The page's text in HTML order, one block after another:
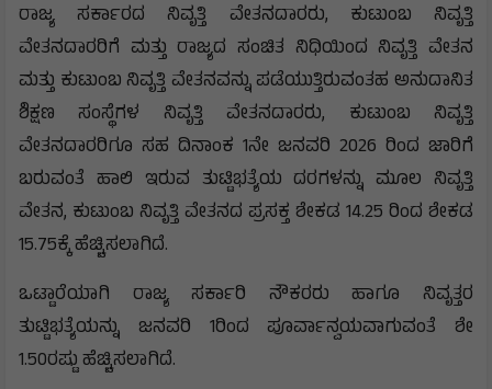
ರಾಜ್ಯ ಸರ್ಕಾರದ ನಿವೃತ್ತಿ ವೇತನದಾರರು, ಕುಟುಂಬ ನಿವೃತ್ತಿ
ವೇತನದಾರರಿಗೆ ಮತ್ತು ರಾಜ್ಯದ ಸಂಚಿತ ನಿಧಿಯಿಂದ ನಿವೃತ್ತಿ ವೇತನ
ಮತ್ತು ಕುಟುಂಬ ನಿವೃತ್ತಿ ವೇತನವನ್ನು ಪಡೆಯುತ್ತಿರುವಂತಹ ಅನುದಾನಿತ
ಶಿಕ್ಷಣ ಸಂಸ್ಥೆಗಳ ನಿವೃತ್ತಿ ವೇತನದಾರರು, ಕುಟುಂಬ ನಿವೃತ್ತಿ
ವೇತನದಾರರಿಗೂ ಸಹ ದಿನಾಂಕ 1ನೇ ಜನವರಿ 2026 ರಿಂದ ಜಾರಿಗೆ
ಬರುವಂತೆ ಹಾಲಿ ಇರುವ ತುಟ್ಟಿಭತ್ಯೆಯ ದರಗಳನ್ನು ಮೂಲ ನಿವೃತ್ತಿ
ವೇತನ, ಕುಟುಂಬ ನಿವೃತ್ತಿ ವೇತನದ ಪ್ರಸಕ್ತ ಶೇಕಡ 14.25 ರಿಂದ ಶೇಕಡ
15.75ಕ್ಕೆ ಹೆಚ್ಚಿಸಲಾಗಿದೆ.
ಒಟ್ಟಾರೆಯಾಗಿ ರಾಜ್ಯ ಸರ್ಕಾರಿ ನೌಕರರು ಹಾಗೂ ನಿವೃತ್ತರ
ತುಟ್ಟಿಭತ್ಯೆಯನ್ನು ಜನವರಿ 1ರಿಂದ ಪೂರ್ವಾನ್ವಯವಾಗುವಂತೆ ಶೇ
1.50ರಷ್ಟು ಹೆಚ್ಚಿಸಲಾಗಿದೆ.